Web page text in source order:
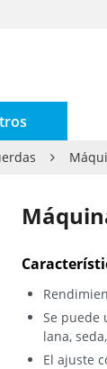
Se puede
lana,
El ajuste